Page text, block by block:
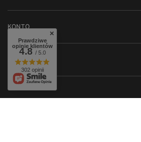
KONTO
REGULAMINY
Prawdziwe
opinie klientów
4.8/ 5.0
302 opinii